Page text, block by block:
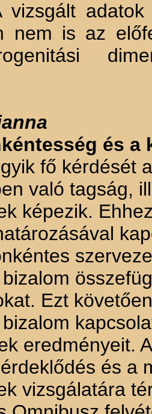
vizsgált
nem is az
és
fő kérdését
való tagság,
képezik.
Ezt
eredményeit.
és a
vizsgálatára